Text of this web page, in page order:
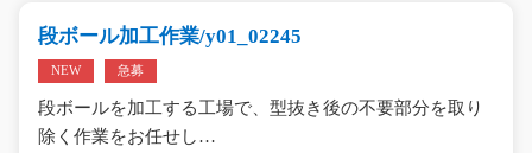
段ボール加工作業/y01_02245
NEW 急募
段ボールを加工する工場で、型抜き後の不要部分を取り
除く作業をお任せし…